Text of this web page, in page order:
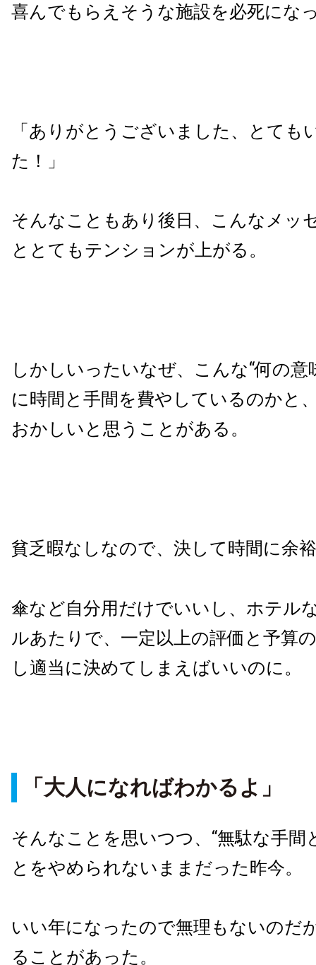
喜んでもらえそうな施設を必死にな
「ありがとうございました、とても
た！」
そんなこともあり後日、こんなメッ
ととてもテンションが上がる。
しかしいったいなぜ、こんな“何の意
に時間と手間を費やしているのかと
おかしいと思うことがある。
貧乏暇なしなので、決して時間に余
傘など自分用だけでいいし、ホテル
ルあたりで、一定以上の評価と予算
し適当に決めてしまえばいいのに。
「大人になればわかるよ」
そんなことを思いつつ、“無駄な手間
とをやめられないままだった昨今。
いい年になったので無理もないのだ
ることがあった。